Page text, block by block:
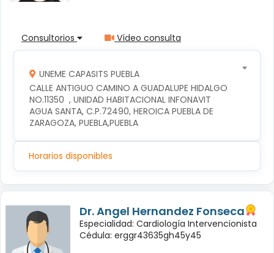
Consultorios Vídeo consulta
UNEME CAPASITS PUEBLA
CALLE ANTIGUO CAMINO A GUADALUPE HIDALGO
NO.11350  , UNIDAD HABITACIONAL INFONAVIT
AGUA SANTA, C.P.72490, HEROICA PUEBLA DE
ZARAGOZA, PUEBLA,PUEBLA
Horarios disponibles
Dr. Angel Hernandez Fonseca
Especialidad: Cardiología Intervencionista
Cédula: erggr43635gh45y45